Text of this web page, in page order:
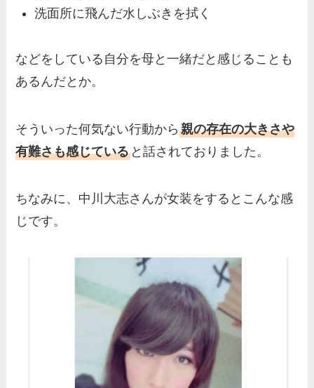
洗面所に飛んだ水しぶきを拭く
などをしている自分を母と一緒だと感じることも
あるんだとか。
そういった何気ない行動から親の存在の大きさや
有難さも感じている と話されておりました。
ちなみに、中川大志さんが女装をするとこんな感
じです。